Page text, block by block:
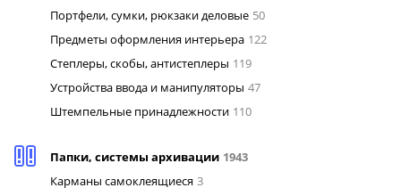
Портфели, сумки, рюкзаки деловые 50
Предметы оформления интерьера 122
Степлеры, скобы, антистеплеры 119
Устройства ввода и манипуляторы 47
Штемпельные принадлежности 110
Папки, системы архивации 1943
Карманы самоклеящиеся 3